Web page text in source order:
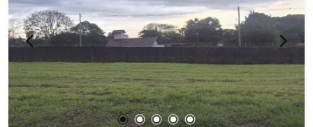
m² de área construída, sendo 2.400 m² a área
principal livre com pé direito de 9 metros de
altura, entrada para caminhão carreta, base para